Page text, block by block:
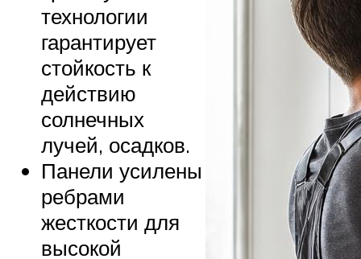
технологии
гарантирует
стойкость к
действию
солнечных
лучей, осадков.
Панели усилены
ребрами
жесткости для
высокой